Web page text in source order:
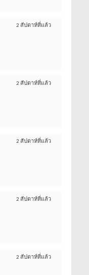
2 สัปดาห์ที่แล้ว
2 สัปดาห์ที่แล้ว
2 สัปดาห์ที่แล้ว
2 สัปดาห์ที่แล้ว
2 สัปดาห์ที่แล้ว